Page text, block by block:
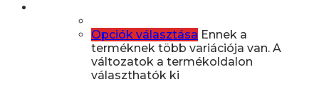
Opciók választása Ennek a
terméknek több variációja van. A
változatok a termékoldalon
választhatók ki